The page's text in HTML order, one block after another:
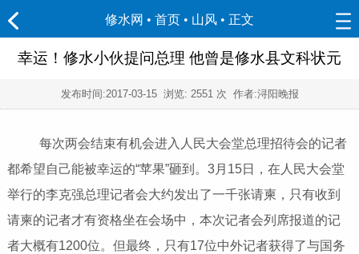
修水网 • 首页 • 山风 • 正文
幸运！修水小伙提问总理 他曾是修水县文科状元
发布时间:2017-03-15浏览: 2551 次 作者:浔阳晚报
每次两会结束有机会进入人民大会堂总理招待会的记者
都希望自己能被幸运的“苹果”砸到。3月15日，在人民大会堂
举行的李克强总理记者会大约发出了一千张请柬，只有收到
请柬的记者才有资格坐在会场中，本次记者会列席报道的记
者大概有1200位。但最终，只有17位中外记者获得了与国务